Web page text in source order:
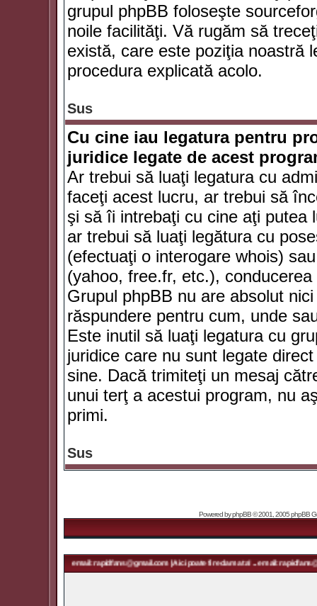
grupul phpBB foloseşte
noile facilităţi. Vă rugăm să
există, care este poziţia noastră
procedura explicată acolo.
Sus
Cu cine iau legatura pentru
juridice legate de acest
Ar trebui să luaţi legatura cu
faceţi acest lucru, ar trebui să
şi să îi intrebaţi cu cine aţi putea
ar trebui să luaţi legătura cu
(efectuaţi o interogare whois)
(yahoo, free.fr, etc.),
Grupul phpBB nu are absolut
răspundere pentru cum, unde
Este inutil să luaţi legatura cu
juridice care nu sunt legate
sine. Dacă trimiteţi un mesaj
unui terţ a acestui program, nu
primi.
Sus
Powered byphpBB© 2001, 2005 phpBB
... email: rapidfans@gmail.com | Aici poate fi reclama ta! ... email: rapidfans@gmail.com